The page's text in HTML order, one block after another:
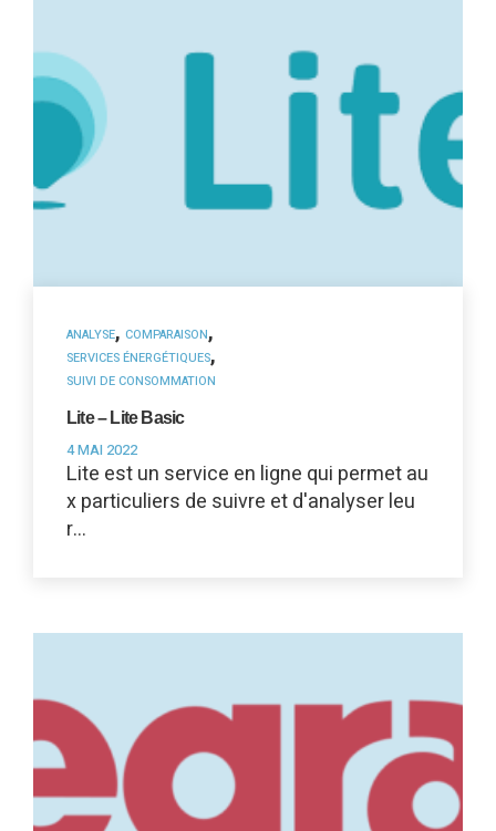
ANALYSE, COMPARAISON,
SERVICES ÉNERGÉTIQUES,
SUIVI DE CONSOMMATION
Lite – Lite Basic
4 MAI 2022
Lite est un service en ligne qui permet au
x particuliers de suivre et d'analyser leu
r…